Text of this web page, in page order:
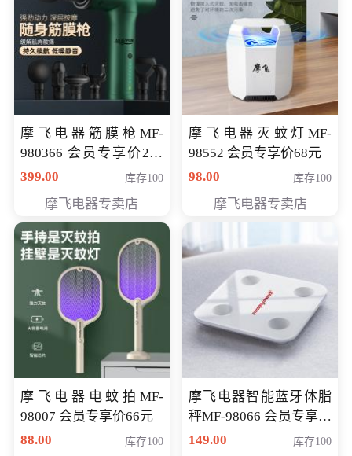
摩飞电器筋膜枪MF-
980366 会员专享价299
元
399.00 库存100
摩飞电器专卖店
摩飞电器灭蚊灯MF-
98552 会员专享价68元
98.00
库存100
摩飞电器专卖店
摩飞电器电蚊拍MF-
98007 会员专享价66元
88.00
库存100
摩飞电器智能蓝牙体脂
秤MF-98066 会员专享价
98元
149.00 库存100